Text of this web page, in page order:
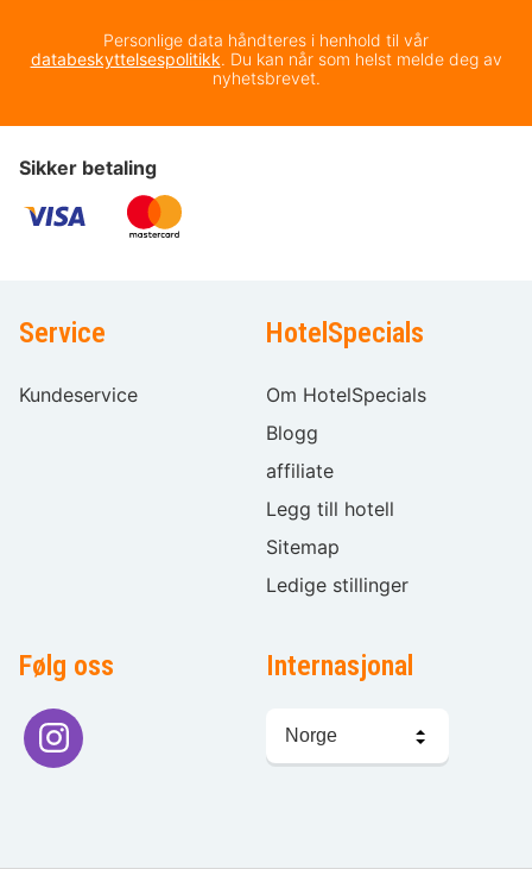
Personlige data håndteres i henhold til vår
databeskyttelsespolitikk. Du kan når som helst melde deg av
nyhetsbrevet.
Sikker betaling
Service
Kundeservice
HotelSpecials
Om HotelSpecials
Blogg
affiliate
Legg till hotell
Sitemap
Ledige stillinger
Følg oss Internasjonal